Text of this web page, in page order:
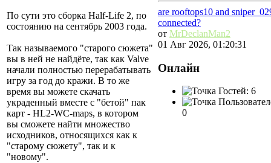
По сути это сборка Half-Life 2, по
состоянию на сентябрь 2003 года.
Так называемого "старого сюжета"
вы в ней не найдёте, так как Valve
начали полностью перерабатывать
игру за год до кражи. В то же
время вы можете скачать
украденный вместе с "бетой" пак
карт - HL2-WC-maps, в котором
вы сможете найти множество
исходников, относящихся как к
"старому сюжету", так и к
"новому".
are rooftops10 and
connected?
от MrDeclanMan2
01 Авг 2026, 01:20:31
Онлайн
Гостей: 6
0